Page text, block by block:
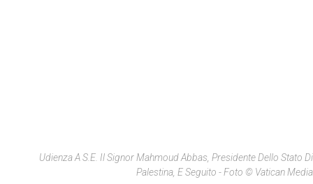
Udienza A S.E. Il Signor Mahmoud Abbas, Presidente Dello Stato Di
Palestina, E Seguito - Foto © Vatican Media